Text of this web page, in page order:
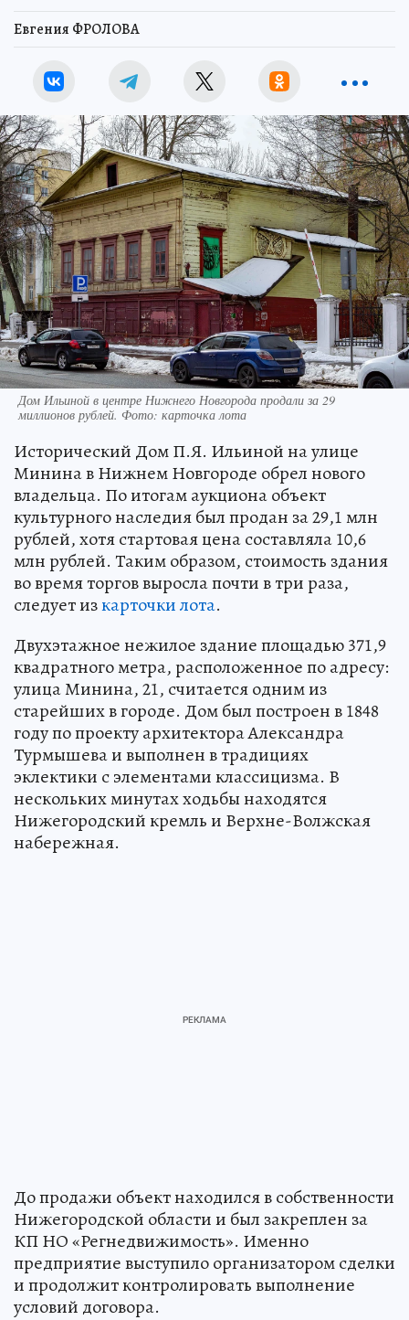
Евгения ФРОЛОВА
Дом Ильиной в центре Нижнего Новгорода продали за 29
миллионов рублей. Фото: карточка лота
Исторический Дом П.Я. Ильиной на улице
Минина в Нижнем Новгороде обрел нового
владельца. По итогам аукциона объект
культурного наследия был продан за 29,1 млн
рублей, хотя стартовая цена составляла 10,6
млн рублей. Таким образом, стоимость здания
во время торгов выросла почти в три раза,
следует изкарточки лота.
Двухэтажное нежилое здание площадью 371,9
квадратного метра, расположенное по адресу:
улица Минина, 21, считается одним из
старейших в городе. Дом был построен в 1848
году по проекту архитектора Александра
Турмышева и выполнен в традициях
эклектики с элементами классицизма. В
нескольких минутах ходьбы находятся
Нижегородский кремль и Верхне-Волжская
набережная.
До продажи объект находился в собственности
Нижегородской области и был закреплен за
КП НО «Регнедвижимость». Именно
предприятие выступило организатором сделки
и продолжит контролировать выполнение
условий договора.